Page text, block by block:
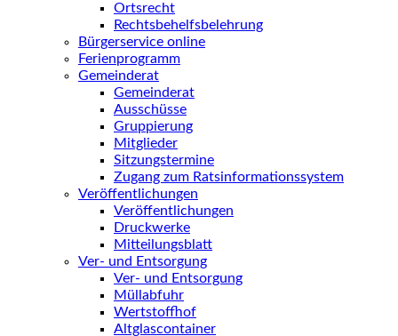
Ortsrecht
Rechtsbehelfsbelehrung
Bürgerservice online
Ferienprogramm
Gemeinderat
Gemeinderat
Ausschüsse
Gruppierung
Mitglieder
Sitzungstermine
Zugang zum Ratsinformationssystem
Veröffentlichungen
Veröffentlichungen
Druckwerke
Mitteilungsblatt
Ver- und Entsorgung
Ver- und Entsorgung
Müllabfuhr
Wertstoffhof
Altglascontainer